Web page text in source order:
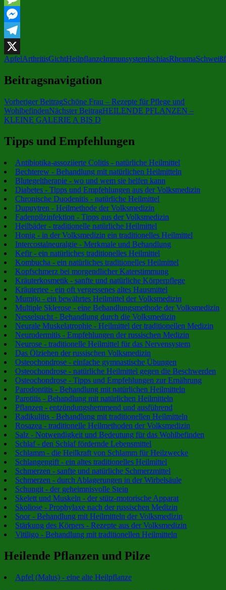
Message
Messenger
Telegram
X
ApfelArthritisGichtHeilpflanzeImmunsystemIschiasRheuma
Beitragsnavigation
Vorheriger BeitragSchöne Frau – Rezepte für Pflege und
WohlbefindenNächster BeitragHEILENDE PFLANZEN –
KLEINE GALERIE A BIS D
Tipps und Empfehlungen
Antibiotika-assoziierte Colitis - natürliche Heilmittel
Bechterew - Behandlung mit natürlichen Heilmitteln
Blutegeltherapie - wo und wem sie helfen kann
Diabetes - Tipps und Empfehlungen aus der Volksmedizin
Chronische Duodenitis - natürliche Heilmittel
Dupuytren - Heilmethode der Volksmedizin
Fadenpilzinfektion - Tipps aus der Volksmedizin
Heilbäder - traditionelle natürliche Heilmittel
Honig - in der Volksmedizin ein traditionelles Heilmittel
Intercostalneuralgie - Merkmale und Behandlung
Kefir - ein natürliches traditionelles Heilmittel
Kombucha - ein natürliches traditionelles Heilmittel
Kopfschmerz bei morgendlicher Katerstimmung
Kräuterkosmetik - sanfte und natürliche Körperpflege
Kräutertee - ein oft vergessenes altes Hausmittel
Mumijo - ein bewährtes Heilmittel der Volksmedizin
Multiple Sklerose - eine Behandlungsmethode der Volksmedizin
Nesselsucht - Behandlung durch die Volksmedizin
Neurale Muskelatrophie - Heilmittel der traditionellen Medizin
Neurodermitis - Empfehlungen der russischen Medizin
Neurose - traditionelle Heilmittel für das Nervensystem
Das Ölziehen der russischen Volksmedizin
Osteochondrose - einfache gymnastische Übungen
Osteochondrose - natürliche Heilmittel gegen die Beschwerden
Osteochondrose - Tipps und Empfehlungen zur Ernährung
Parodontitis - Behandlung mit natürlichen Heilmitteln
Parotitis - Behandlung mit natürlichen Heilmitteln
Pflanzen - entzündungshemmend und ausführend
Radikulitis - Behandlung mit traditionellen Heilmitteln
Rosazea - traditionelle Heilmethoden der Volksmedizin
Salz - Notwendigkeit und Bedeutung für das Wohlbefinden
Schlaf - den Schlaf fördernde Lebensmittel
Schlamm - die Heilkraft von Schlamm für Heilzwecke
Schlangengift - ein altes traditionelles Heilmittel
Schmerzen - sanfte und natürliche Schmerzmittel
Schmerzen - durch Ablagerungen in der Wirbelsäule
Schungit - der geheimnisvolle Stein
Skelett und Muskeln - der stütz-motorische Apparat
Skoliose - Prophylaxe nach der russischen Medizin
Soor - Behandlung mit Heilmitteln der Volksmedizin
Stärkung des Körpers - Rezepte aus der Volksmedizin
Vitiligo - Behandlung mit traditionellen Heilmitteln
Heilende Pflanzen und Pilze
Apfel (Malus) - eine alte Heilpflanze